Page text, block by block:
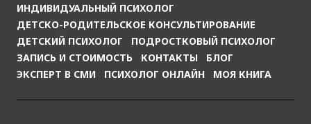
ИНДИВИДУАЛЬНЫЙ ПСИХОЛОГ
ДЕТСКО-РОДИТЕЛЬСКОЕ КОНСУЛЬТИРОВАНИЕ
ДЕТСКИЙ ПСИХОЛОГ
ПОДРОСТКОВЫЙ ПСИХОЛОГ
ЗАПИСЬ И СТОИМОСТЬ
КОНТАКТЫ
БЛОГ
ЭКСПЕРТ В СМИ
ПСИХОЛОГ ОНЛАЙН МОЯ КНИГА